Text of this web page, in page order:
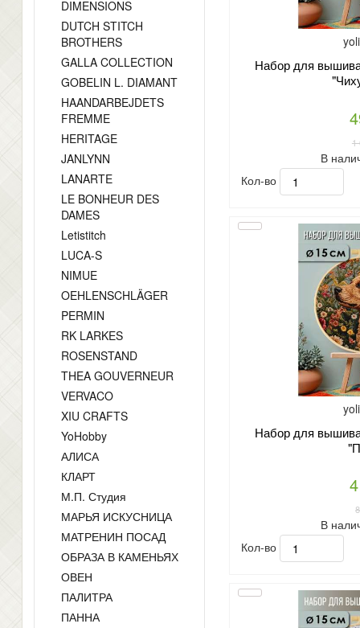
DIMENSIONS
DUTCH STITCH
BROTHERS
GALLA COLLECTION
GOBELIN L. DIAMANT
HAANDARBEJDETS
FREMME
HERITAGE
JANLYNN
LANARTE
LE BONHEUR DES
DAMES
Letistitch
LUCA-S
NIMUE
OEHLENSCHLÄGER
PERMIN
RK LARKES
ROSENSTAND
THEA GOUVERNEUR
VERVACO
XIU CRAFTS
YoHobby
АЛИСА
КЛАРТ
М.П. Студия
МАРЬЯ ИСКУСНИЦА
МАТРЕНИН ПОСАД
ОБРАЗА В КАМЕНЬЯХ
ОВЕН
ПАЛИТРА
ПАННА
Набор для
1
В
Кол-во
Набор для
В
Кол-во